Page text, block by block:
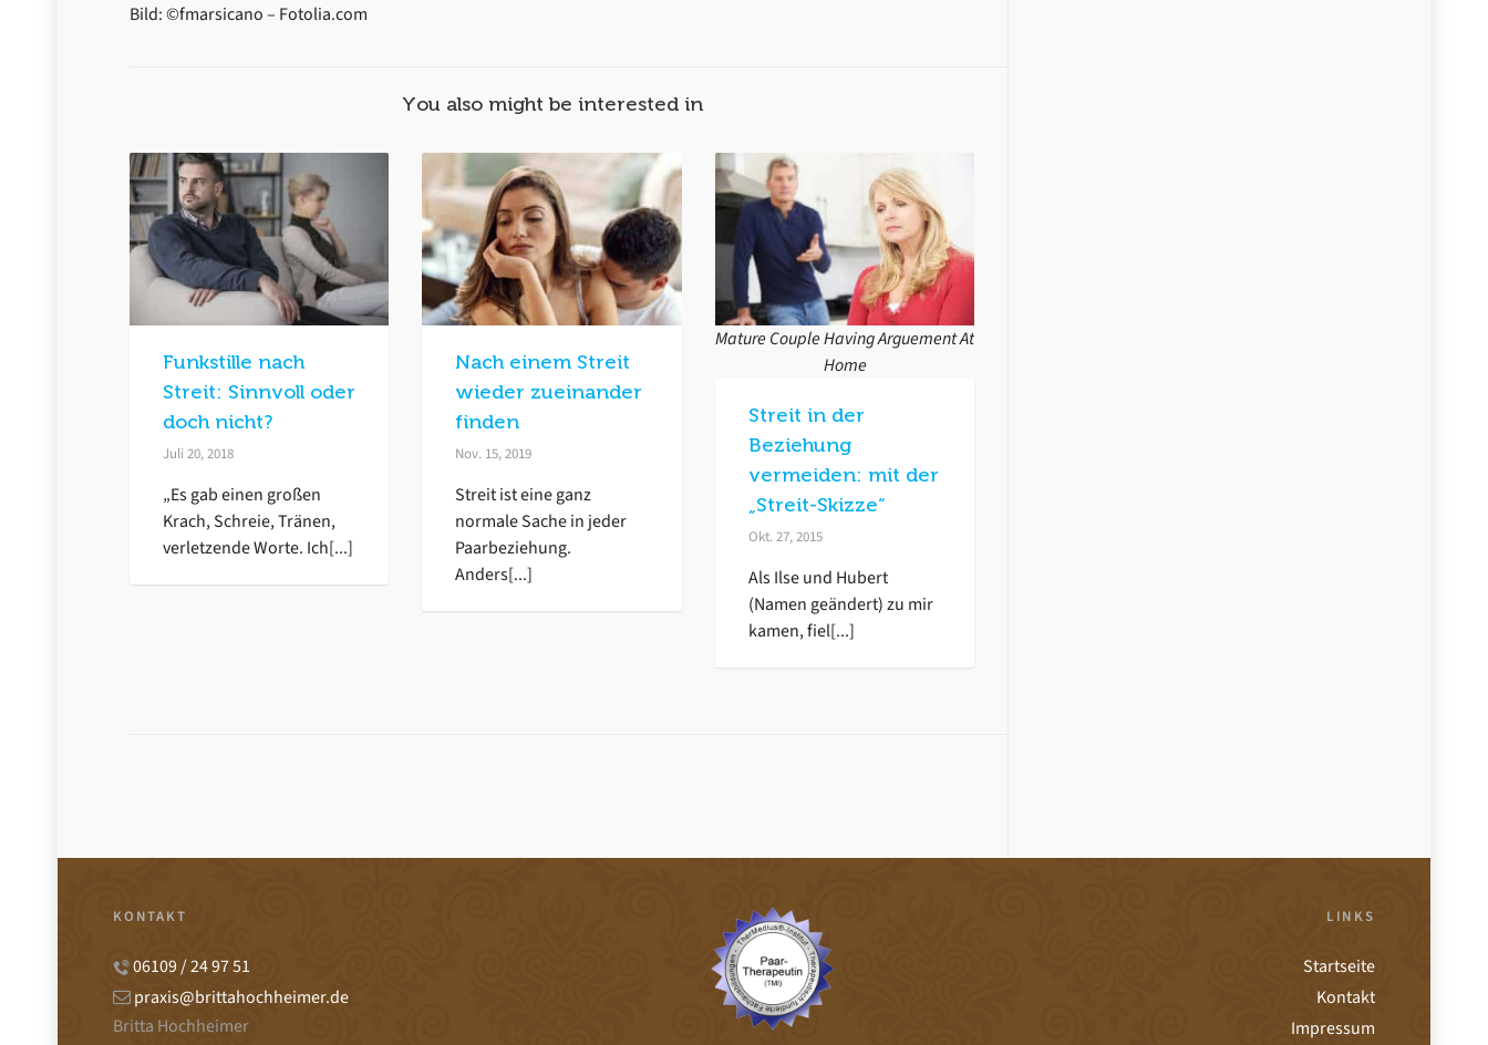
Bild: ©fmarsicano – Fotolia.com
You also might be interested in
Funkstille nach
Streit: Sinnvoll oder
doch nicht?
Juli 20, 2018
„Es gab einen großen
Krach, Schreie, Tränen,
verletzende Worte. Ich[...]
Nach einem Streit
wieder zueinander
finden
Nov. 15, 2019
Streit ist eine ganz
normale Sache in jeder
Paarbeziehung.
Anders[...]
Mature Couple Having Arguement At
Home
Streit in der
Beziehung
vermeiden: mit der
„Streit-Skizze“
Okt. 27, 2015
Als Ilse und Hubert
(Namen geändert) zu mir
kamen, fiel[...]
KONTAKT
06109 / 24 97 51
praxis@brittahochheimer.de
Britta Hochheimer
LINKS
Startseite
Kontakt
Impressum